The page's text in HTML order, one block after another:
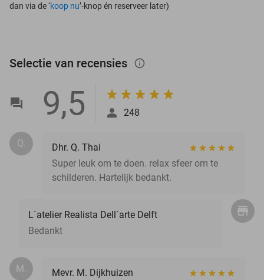
dan via de ‘koop nu’-knop én reserveer later)
Selectie van recensies info_outlined
9,5 248
Q.
Dhr. Q. Thai
Super leuk om te doen. relax sfeer om te
schilderen. Hartelijk bedankt.
L´atelier Realista Dell´arte Delft
Bedankt
M.
Mevr. M. Dijkhuizen